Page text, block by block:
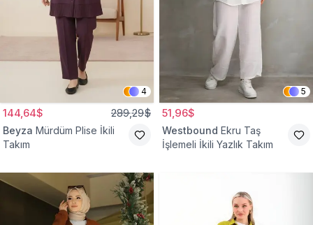
4
144,64$ 289,29$
Beyza Mürdüm Plise İkili
Takım
5
51,96$
Westbound Ekru Taş
İşlemeli İkili Yazlık Takım